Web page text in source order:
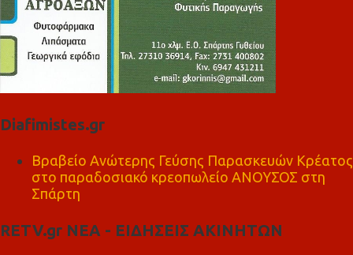
Diafimistes.gr
Βραβείο Ανώτερης Γεύσης Παρασκευών Κρέατος
στο παραδοσιακό κρεοπωλείο ΑΝΟΥΣΟΣ στη
Σπάρτη
RETV.gr ΝΕΑ - ΕΙΔΗΣΕΙΣ ΑΚΙΝΗΤΩΝ